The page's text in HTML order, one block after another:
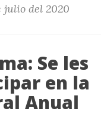
julio del 2020
Se les
en la
Anual